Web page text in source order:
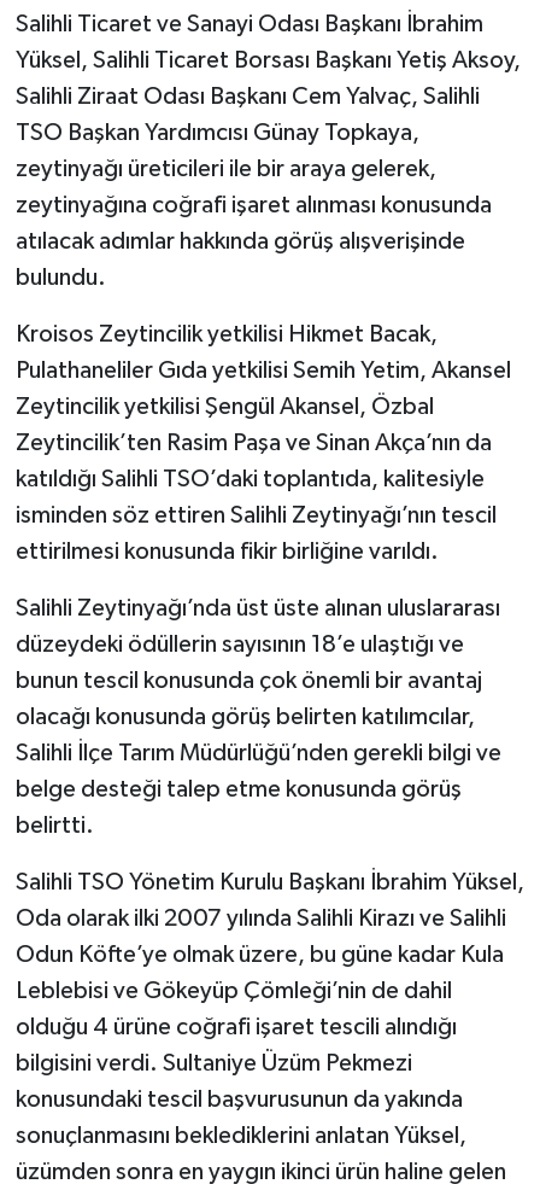
Salihli Ticaret ve Sanayi Odası Başkanı İbrahim
Yüksel, Salihli Ticaret Borsası Başkanı Yetiş Aksoy,
Salihli Ziraat Odası Başkanı Cem Yalvaç, Salihli
TSO Başkan Yardımcısı Günay Topkaya,
zeytinyağı üreticileri ile bir araya gelerek,
zeytinyağına coğrafi işaret alınması konusunda
atılacak adımlar hakkında görüş alışverişinde
bulundu.
Kroisos Zeytincilik yetkilisi Hikmet Bacak,
Pulathaneliler Gıda yetkilisi Semih Yetim, Akansel
Zeytincilik yetkilisi Şengül Akansel, Özbal
Zeytincilik’ten Rasim Paşa ve Sinan Akça’nın da
katıldığı Salihli TSO’daki toplantıda, kalitesiyle
isminden söz ettiren Salihli Zeytinyağı’nın tescil
ettirilmesi konusunda fikir birliğine varıldı.
Salihli Zeytinyağı’nda üst üste alınan uluslararası
düzeydeki ödüllerin sayısının 18’e ulaştığı ve
bunun tescil konusunda çok önemli bir avantaj
olacağı konusunda görüş belirten katılımcılar,
Salihli İlçe Tarım Müdürlüğü’nden gerekli bilgi ve
belge desteği talep etme konusunda görüş
belirtti.
Salihli TSO Yönetim Kurulu Başkanı İbrahim Yüksel,
Oda olarak ilki 2007 yılında Salihli Kirazı ve Salihli
Odun Köfte’ye olmak üzere, bu güne kadar Kula
Leblebisi ve Gökeyüp Çömleği’nin de dahil
olduğu 4 ürüne coğrafi işaret tescili alındığı
bilgisini verdi. Sultaniye Üzüm Pekmezi
konusundaki tescil başvurusunun da yakında
sonuçlanmasını beklediklerini anlatan Yüksel,
üzümden sonra en yaygın ikinci ürün haline gelen